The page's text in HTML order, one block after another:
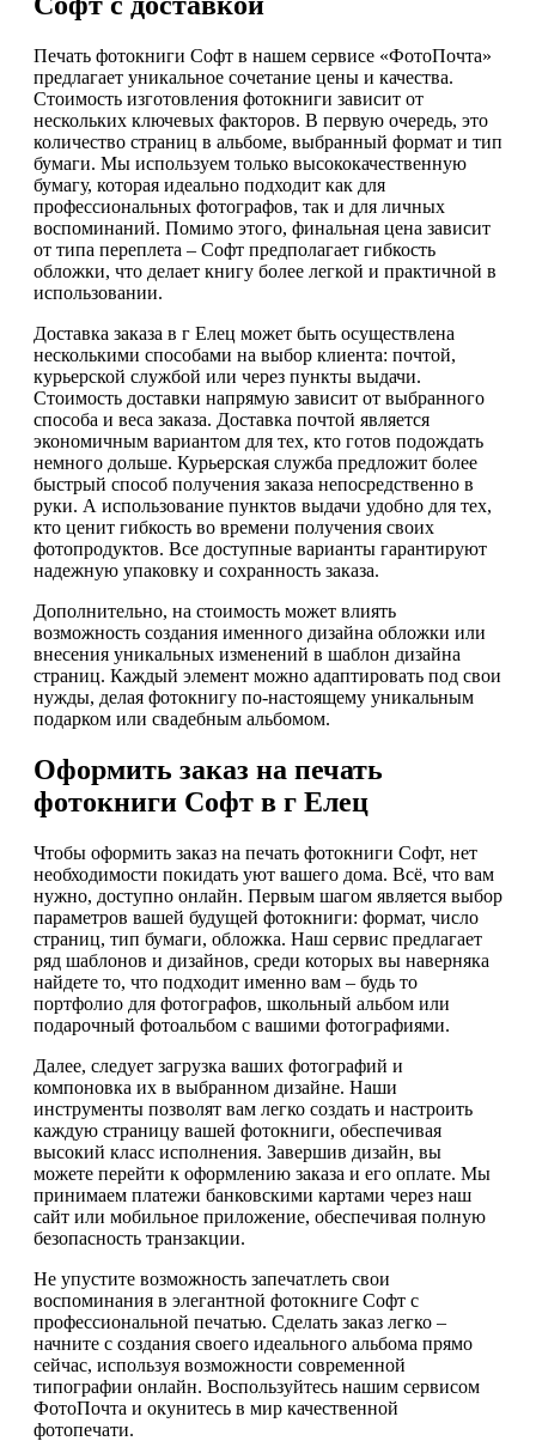
Печать фотокниги Софт в нашем сервисе «ФотоПочта»
предлагает уникальное сочетание цены и качества.
Стоимость изготовления фотокниги зависит от
нескольких ключевых факторов. В первую очередь, это
количество страниц в альбоме, выбранный формат и тип
бумаги. Мы используем только высококачественную
бумагу, которая идеально подходит как для
профессиональных фотографов, так и для личных
воспоминаний. Помимо этого, финальная цена зависит
от типа переплета – Софт предполагает гибкость
обложки, что делает книгу более легкой и практичной в
использовании.
Доставка заказа в г Елец может быть осуществлена
несколькими способами на выбор клиента: почтой,
курьерской службой или через пункты выдачи.
Стоимость доставки напрямую зависит от выбранного
способа и веса заказа. Доставка почтой является
экономичным вариантом для тех, кто готов подождать
немного дольше. Курьерская служба предложит более
быстрый способ получения заказа непосредственно в
руки. А использование пунктов выдачи удобно для тех,
кто ценит гибкость во времени получения своих
фотопродуктов. Все доступные варианты гарантируют
надежную упаковку и сохранность заказа.
Дополнительно, на стоимость может влиять
возможность создания именного дизайна обложки или
внесения уникальных изменений в шаблон дизайна
страниц. Каждый элемент можно адаптировать под свои
нужды, делая фотокнигу по-настоящему уникальным
подарком или свадебным альбомом.
Оформить заказ на печать
фотокниги Софт в г Елец
Чтобы оформить заказ на печать фотокниги Софт, нет
необходимости покидать уют вашего дома. Всё, что вам
нужно, доступно онлайн. Первым шагом является выбор
параметров вашей будущей фотокниги: формат, число
страниц, тип бумаги, обложка. Наш сервис предлагает
ряд шаблонов и дизайнов, среди которых вы наверняка
найдете то, что подходит именно вам – будь то
портфолио для фотографов, школьный альбом или
подарочный фотоальбом с вашими фотографиями.
Далее, следует загрузка ваших фотографий и
компоновка их в выбранном дизайне. Наши
инструменты позволят вам легко создать и настроить
каждую страницу вашей фотокниги, обеспечивая
высокий класс исполнения. Завершив дизайн, вы
можете перейти к оформлению заказа и его оплате. Мы
принимаем платежи банковскими картами через наш
сайт или мобильное приложение, обеспечивая полную
безопасность транзакции.
Не упустите возможность запечатлеть свои
воспоминания в элегантной фотокниге Софт с
профессиональной печатью. Сделать заказ легко –
начните с создания своего идеального альбома прямо
сейчас, используя возможности современной
типографии онлайн. Воспользуйтесь нашим сервисом
ФотоПочта и окунитесь в мир качественной
фотопечати.